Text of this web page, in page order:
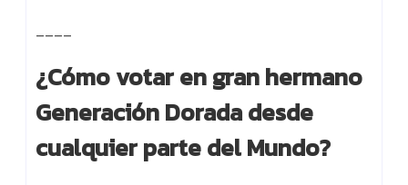
¿Cómo votar en gran hermano
Generación Dorada desde
cualquier parte del Mundo?